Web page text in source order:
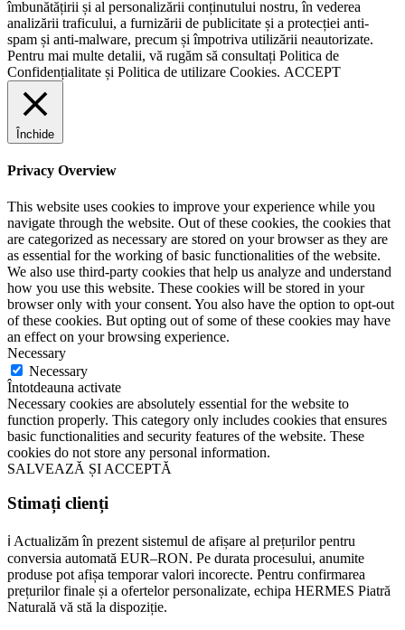
îmbunătățirii și al personalizării conținutului nostru, în vederea
analizării traficului, a furnizării de publicitate și a protecției anti-
spam și anti-malware, precum și împotriva utilizării neautorizate.
Pentru mai multe detalii, vă rugăm să consultați Politica de
Confidențialitate și Politica de utilizare Cookies. ACCEPT
Închide
Privacy Overview
This website uses cookies to improve your experience while you
navigate through the website. Out of these cookies, the cookies that
are categorized as necessary are stored on your browser as they are
as essential for the working of basic functionalities of the website.
We also use third-party cookies that help us analyze and understand
how you use this website. These cookies will be stored in your
browser only with your consent. You also have the option to opt-out
of these cookies. But opting out of some of these cookies may have
an effect on your browsing experience.
Necessary
Necessary
Întotdeauna activate
Necessary cookies are absolutely essential for the website to
function properly. This category only includes cookies that ensures
basic functionalities and security features of the website. These
cookies do not store any personal information.
SALVEAZĂ ȘI ACCEPTĂ
Stimați clienți
ℹ️ Actualizăm în prezent sistemul de afișare al prețurilor pentru
conversia automată EUR–RON. Pe durata procesului, anumite
produse pot afișa temporar valori incorecte. Pentru confirmarea
prețurilor finale și a ofertelor personalizate, echipa HERMES Piatră
Naturală vă stă la dispoziție.